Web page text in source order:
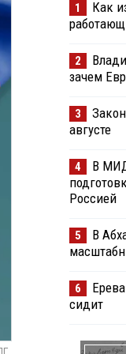
1
Как
2
зачем
3
августе
4
В
Россией
5
В
6
сидит